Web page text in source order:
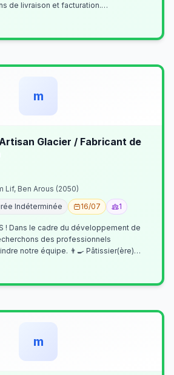
de livraison et facturation.
m
Glacier / Fabricant de
Lif, Ben Arous (2050)
Indéterminée
16/07 1
de
des professionnels
👨‍🍳 Pâtissier(ère)
m